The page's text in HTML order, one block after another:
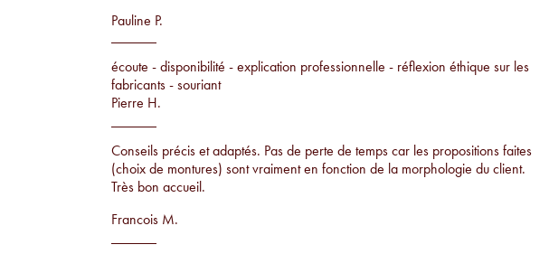
Pauline P.
écoute - disponibilité - explication professionnelle - réflexion éthique sur les
fabricants - souriant
Pierre H.
Conseils précis et adaptés. Pas de perte de temps car les propositions faites
(choix de montures) sont vraiment en fonction de la morphologie du client.
Très bon accueil.
Francois M.